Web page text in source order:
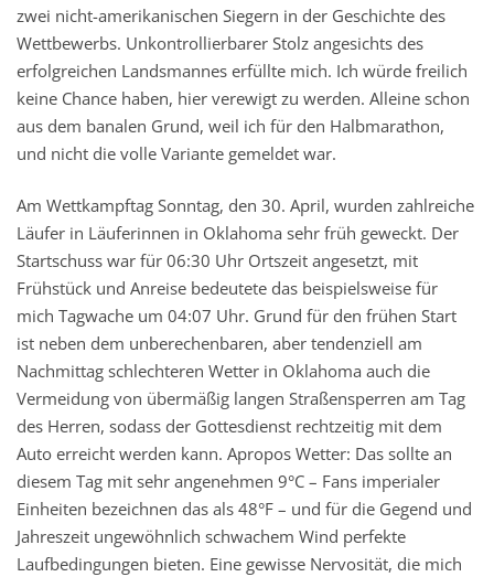
zwei nicht-amerikanischen Siegern in der Geschichte des
Wettbewerbs. Unkontrollierbarer Stolz angesichts des
erfolgreichen Landsmannes erfüllte mich. Ich würde freilich
keine Chance haben, hier verewigt zu werden. Alleine schon
aus dem banalen Grund, weil ich für den Halbmarathon,
und nicht die volle Variante gemeldet war.
Am Wettkampftag Sonntag, den 30. April, wurden zahlreiche
Läufer in Läuferinnen in Oklahoma sehr früh geweckt. Der
Startschuss war für 06:30 Uhr Ortszeit angesetzt, mit
Frühstück und Anreise bedeutete das beispielsweise für
mich Tagwache um 04:07 Uhr. Grund für den frühen Start
ist neben dem unberechenbaren, aber tendenziell am
Nachmittag schlechteren Wetter in Oklahoma auch die
Vermeidung von übermäßig langen Straßensperren am Tag
des Herren, sodass der Gottesdienst rechtzeitig mit dem
Auto erreicht werden kann. Apropos Wetter: Das sollte an
diesem Tag mit sehr angenehmen 9°C – Fans imperialer
Einheiten bezeichnen das als 48°F – und für die Gegend und
Jahreszeit ungewöhnlich schwachem Wind perfekte
Laufbedingungen bieten. Eine gewisse Nervosität, die mich